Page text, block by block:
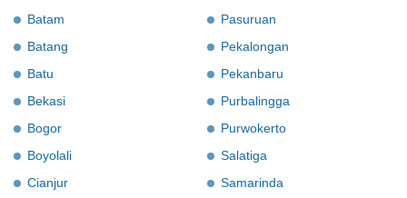
Batam
Batang
Batu
Bekasi
Bogor
Boyolali
Cianjur
Pasuruan
Pekalongan
Pekanbaru
Purbalingga
Purwokerto
Salatiga
Samarinda